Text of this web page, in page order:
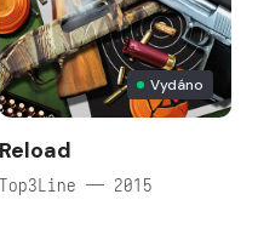
Vydáno
Reload
Top3Line — 2015